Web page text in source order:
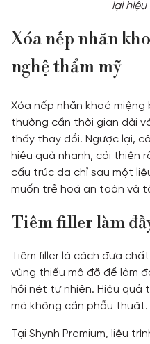
lại
Xóa nếp nhăn
nghệ thẩm mỹ
Xóa nếp nhăn khoé
thường cần thời gian dài
thấy thay đổi. Ngược lại,
hiệu quả nhanh, cải thiện
cấu trúc da chỉ sau một
muốn trẻ hoá an toàn và
Tiêm filler làm
Tiêm filler là cách đưa
vùng thiếu mô đỡ để làm
hồi nét tự nhiên. Hiệu
mà không cần phẫu thuật.
Tại Shynh Premium, liệu